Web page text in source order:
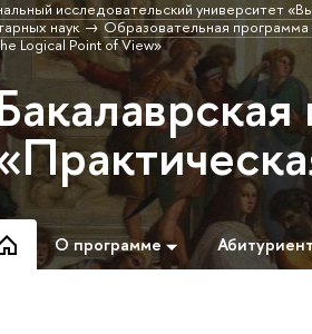
исследовательский университет
наук
Образовательная
Logical Point of View»
О программе